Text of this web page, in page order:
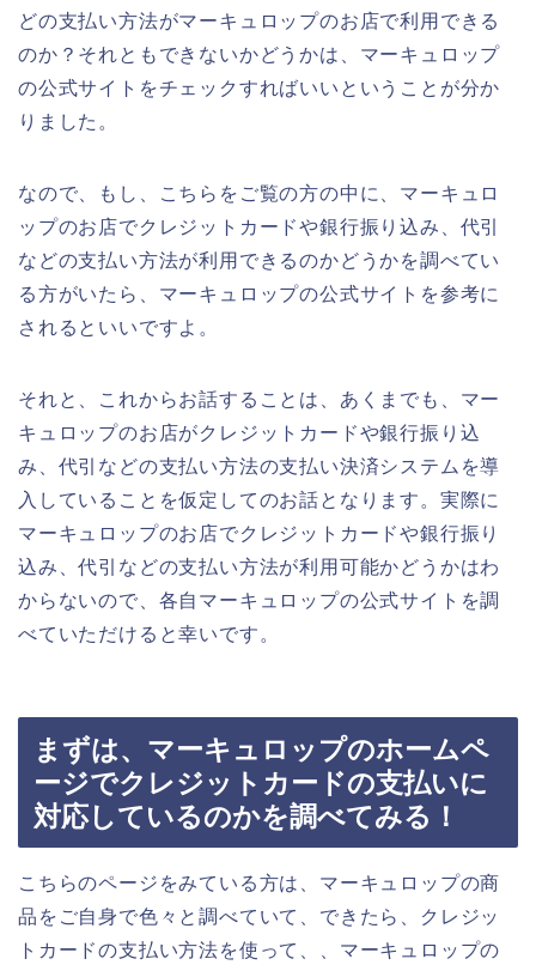
どの支払い方法がマーキュロップのお店で利用できる
のか？それともできないかどうかは、マーキュロップ
の公式サイトをチェックすればいいということが分か
りました。
なので、もし、こちらをご覧の方の中に、マーキュロ
ップのお店でクレジットカードや銀行振り込み、代引
などの支払い方法が利用できるのかどうかを調べてい
る方がいたら、マーキュロップの公式サイトを参考に
されるといいですよ。
それと、これからお話することは、あくまでも、マー
キュロップのお店がクレジットカードや銀行振り込
み、代引などの支払い方法の支払い決済システムを導
入していることを仮定してのお話となります。実際に
マーキュロップのお店でクレジットカードや銀行振り
込み、代引などの支払い方法が利用可能かどうかはわ
からないので、各自マーキュロップの公式サイトを調
べていただけると幸いです。
まずは、マーキュロップのホームペ
ージでクレジットカードの支払いに
対応しているのかを調べてみる！
こちらのページをみている方は、マーキュロップの商
品をご自身で色々と調べていて、できたら、クレジッ
トカードの支払い方法を使って、、マーキュロップの